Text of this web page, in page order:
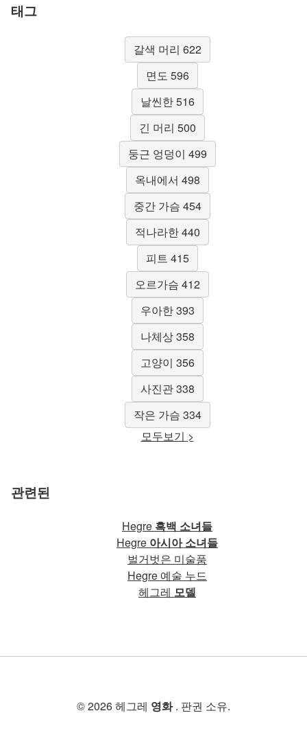
태그
갈색 머리 622
면도 596
날씬한 516
긴 머리 500
둥근 엉덩이 499
옥내에서 498
중간 가슴 454
적나라한 440
피트 415
오르가슴 412
우아한 393
나체상 358
고양이 356
사진관 338
작은 가슴 334
모두보기 >
관련된
Hegre 흑백 소녀들
Hegre 아시아 소녀들
벌거벗은 미술품
Hegre 예술 누드
헤그레 모델
© 2026 헤그레 영화. 판권 소유.